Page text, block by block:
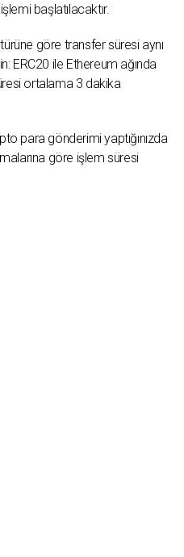
başlatılacaktır.
göre transfer süresi aynı
ERC20 ile Ethereum ağında
ortalama 3 dakika
para gönderimi yaptığınızda
göre işlem süresi